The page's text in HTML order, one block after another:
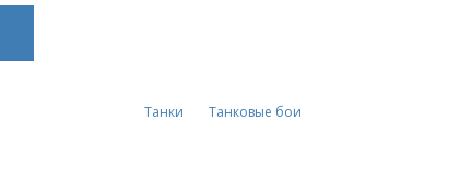
Танки Танковые бои